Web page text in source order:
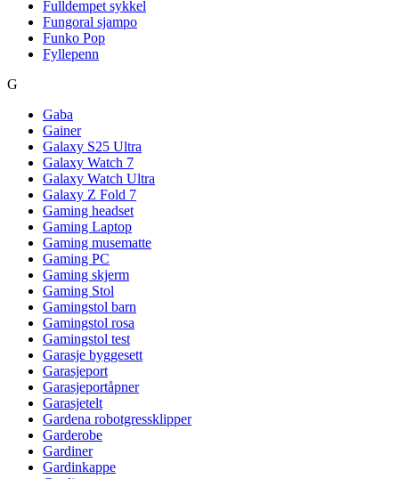
Fulldempet sykkel
Fungoral sjampo
Funko Pop
Fyllepenn
G
Gaba
Gainer
Galaxy S25 Ultra
Galaxy Watch 7
Galaxy Watch Ultra
Galaxy Z Fold 7
Gaming headset
Gaming Laptop
Gaming musematte
Gaming PC
Gaming skjerm
Gaming Stol
Gamingstol barn
Gamingstol rosa
Gamingstol test
Garasje byggesett
Garasjeport
Garasjeportåpner
Garasjetelt
Gardena robotgressklipper
Garderobe
Gardiner
Gardinkappe